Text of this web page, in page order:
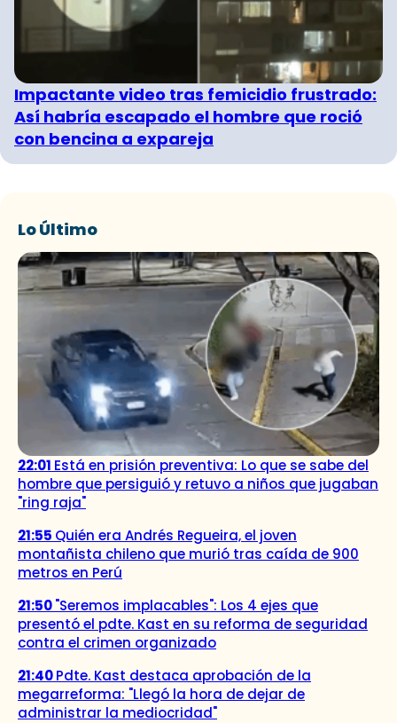
Impactante video tras femicidio frustrado:
Así habría escapado el hombre que roció
con bencina a expareja
Lo Último
22:01 Está en prisión preventiva: Lo que se sabe del
hombre que persiguió y retuvo a niños que jugaban
"ring raja"
21:55 Quién era Andrés Regueira, el joven
montañista chileno que murió tras caída de 900
metros en Perú
21:50"Seremos implacables": Los 4 ejes que
presentó el pdte. Kast en su reforma de seguridad
contra el crimen organizado
21:40Pdte. Kast destaca aprobación de la
megarreforma: "Llegó la hora de dejar de
administrar la mediocridad"